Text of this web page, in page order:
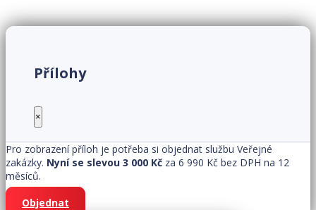
Přílohy
×
Pro zobrazení příloh je potřeba si objednat službu Veřejné
zakázky. Nyní se slevou 3 000 Kč za 6 990 Kč bez DPH na 12
měsíců.
Objednat